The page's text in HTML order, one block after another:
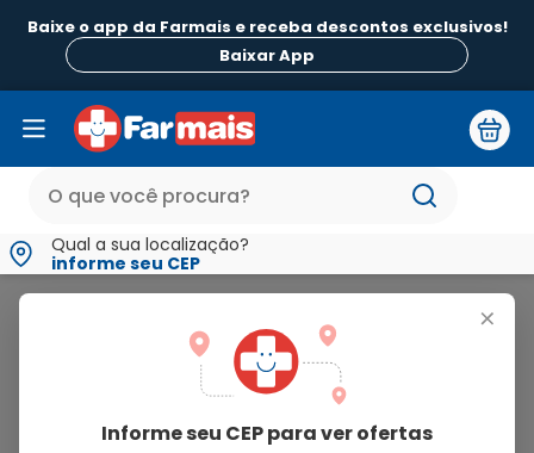
Baixe o app da Farmais e receba descontos exclusivos!
Baixar App
Qual a sua localização?
informe seu CEP
+
Informe seu CEP para ver ofertas
santo